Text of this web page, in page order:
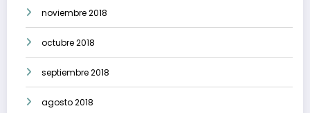
noviembre 2018
octubre 2018
septiembre 2018
agosto 2018